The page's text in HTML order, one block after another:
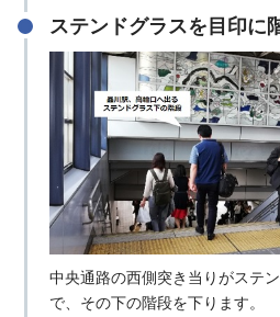
ステンドグラスを目印に
中央通路の西側突き当りがステ
で、その下の階段を下ります。